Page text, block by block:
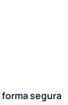
segura